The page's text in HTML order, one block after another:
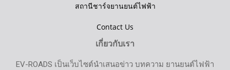
สถานีชาร์จยานยนต์ไฟฟ้า
Contact Us
เกี่ยวกับเรา
EV-ROADS เป็นเว็บไซต์นำเสนอข่าว บทความ ยานยนต์ไฟฟ้า